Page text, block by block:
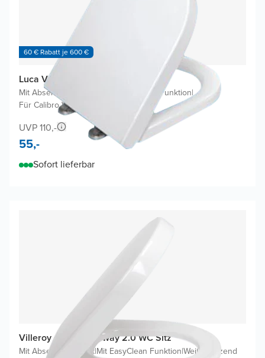
60 € Rabatt je 600 €
Luca Varess Calibro WC Sitz
Mit Absenkautomatik Ohne EasyClean Funktion|
Für Calibro WC
UVP 110,-
55,-
Sofort lieferbar
Villeroy & Boch Subway 2.0 WC Sitz
Mit Absenkautomatik|Mit EasyClean Funktion|Weiß glänzend